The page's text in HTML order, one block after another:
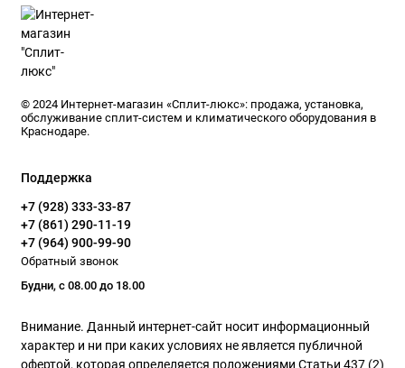
© 2024 Интернет-магазин «Сплит-люкс»: продажа, установка,
обслуживание сплит-систем и климатического оборудования в
Краснодаре.
Поддержка
+7 (928) 333-33-87
+7 (861) 290-11-19
+7 (964) 900-99-90
Обратный звонок
Будни, с 08.00 до 18.00
Внимание. Данный интернет-сайт носит информационный
характер и ни при каких условиях не является публичной
офертой, которая определяется положениями Статьи 437 (2)